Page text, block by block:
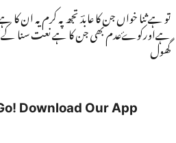
تو ہے ثنا خواں جن کا عابدؔ تجھ پہ کرم یہ ان
ہےاورکوۓعدم بھی جن کا ہے نعت سنا
گھول
Download Our App